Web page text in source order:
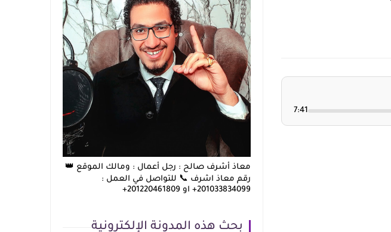
7:41
معاذ أشرف صالح : رجل أعمال : ومالك الموقع 👑
رقم معاذ اشرف 📞 للتواصل في العمل :
201033834099+ او 201220461809+
بحث هذه المدونة الإلكترونية